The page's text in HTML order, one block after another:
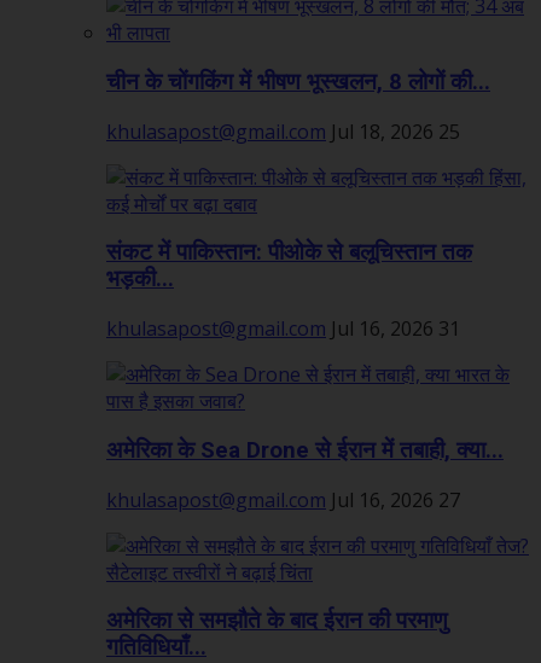
चीन के चोंगकिंग में भीषण भूस्खलन, 8 लोगों की...
khulasapost@gmail.com Jul 18, 2026 25
संकट में पाकिस्तान: पीओके से बलूचिस्तान तक
भड़की...
khulasapost@gmail.com Jul 16, 2026 31
अमेरिका के Sea Drone से ईरान में तबाही, क्या...
khulasapost@gmail.com Jul 16, 2026 27
अमेरिका से समझौते के बाद ईरान की परमाणु
गतिविधियाँ...